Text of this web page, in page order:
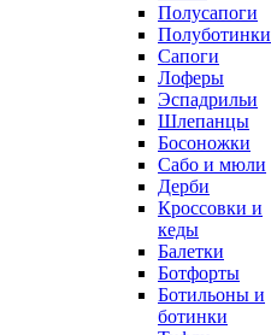
Полусапоги
Полуботинки
Сапоги
Лоферы
Эспадрильи
Шлепанцы
Босоножки
Сабо и мюли
Дерби
Кроссовки и
кеды
Балетки
Ботфорты
Ботильоны и
ботинки